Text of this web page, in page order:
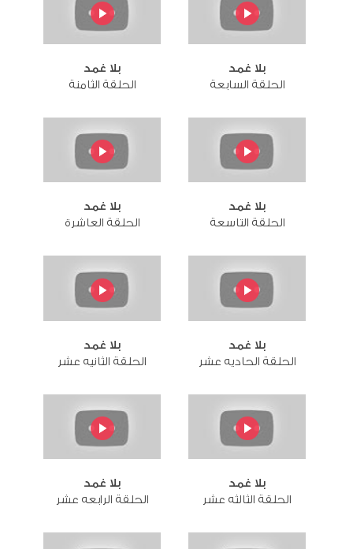
بلا غمد
الحلقة السابعة
بلا غمد
الحلقة الثامنة
بلا غمد
الحلقة التاسعة
بلا غمد
الحلقة العاشرة
بلا غمد
الحلقة الحاديه عشر
بلا غمد
الحلقة الثانيه عشر
بلا غمد
الحلقة الثالثه عشر
بلا غمد
الحلقة الرابعه عشر